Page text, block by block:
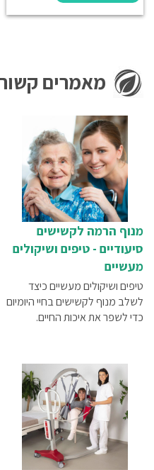
מאמרים
מנוף הרמה לקשישים
סיעודיים - טיפים ושיקולים
מעשיים
טיפים ושיקולים מעשיים כיצד
לשלב מנוף לקשישים בחיי היומיום
כדי לשפר את איכות החיים.